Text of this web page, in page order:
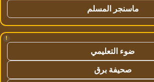
ماسنجر المسلم
!
ضوء التعليمي
صحيفة برق